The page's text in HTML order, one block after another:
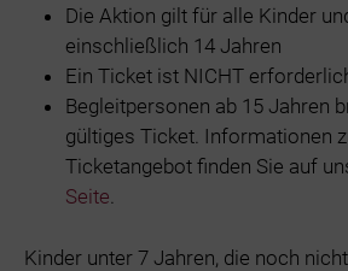
Die Aktion gilt für alle Kinder
einschließlich 14 Jahren
Ein Ticket ist NICHT
Begleitpersonen ab 15 Jahren
gültiges Ticket. Informationen
Ticketangebot finden Sie auf
Seite.
Kinder unter 7 Jahren, die noch